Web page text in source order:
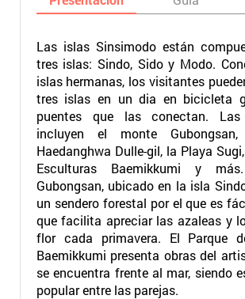
Las islas Sinsimodo están
tres islas: Sindo, Sido y Modo.
islas hermanas, los visitantes
tres islas en un dia en bicicleta
puentes que las conectan. Las
incluyen el monte
Haedanghwa Dulle-gil, la Playa
Esculturas Baemikkumi y
Gubongsan, ubicado en la isla
un sendero forestal por el que es
que facilita apreciar las azaleas y
flor cada primavera. El Parque
Baemikkumi presenta obras del
se encuentra frente al mar, siendo
popular entre las parejas.